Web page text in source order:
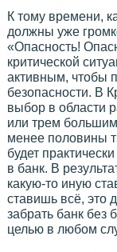
К тому времени,
должны уже
«Опасность!
критической
активным, чтобы
безопасности. В
выбор в области
или трем
менее половины
будет
в банк. В
какую-то иную
ставишь всё, это
забрать банк без
целью в любом